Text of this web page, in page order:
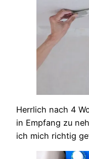
Herrlich nach 4
in Empfang zu
ich mich richtig